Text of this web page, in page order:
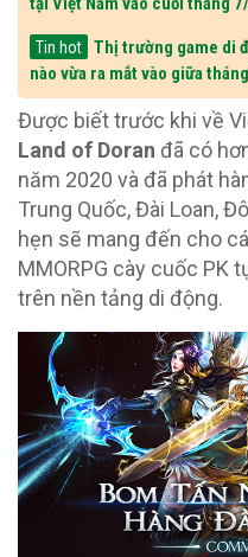
Tin hot
Thị trường game di
nào vừa ra mắt vào giữa
Được biết trước khi về
Land of Doran đã có
năm 2020 và đã phát
Trung Quốc, Đài Loan,
hẹn sẽ mang đến cho
MMORPG cày cuốc PK
trên nền tảng di động.